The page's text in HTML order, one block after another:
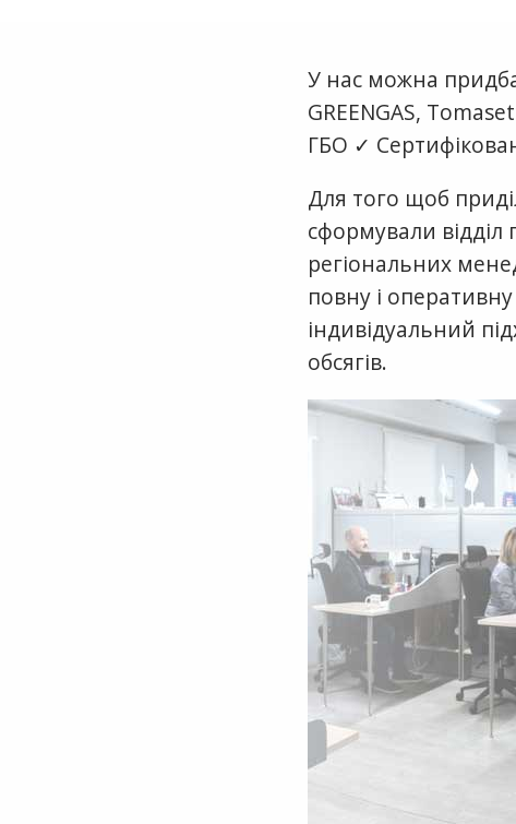
У нас можна
GREENGAS,
ГБО ✓
Для того щоб
сформували відділ
регіональних
повну і
індивідуальний
обсягів.